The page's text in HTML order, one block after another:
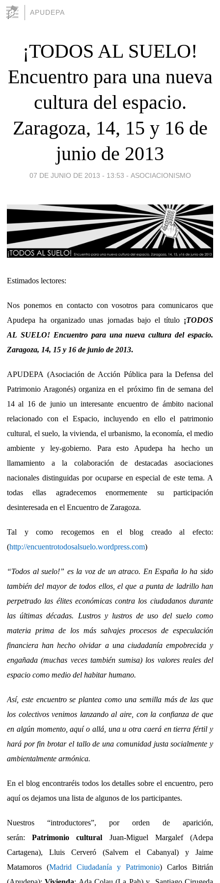
APUDEPA
¡TODOS AL SUELO!
Encuentro para una nueva
cultura del espacio.
Zaragoza, 14, 15 y 16 de
junio de 2013
07 DE JUNIO DE 2013 - 13:53 - ASOCIACIONISMO
Estimados lectores:
Nos ponemos en contacto con vosotros para comunicaros que
Apudepa ha organizado unas jornadas bajo el título ¡TODOS
AL SUELO! Encuentro para una nueva cultura del espacio.
Zaragoza, 14, 15 y 16 de junio de 2013.
APUDEPA (Asociación de Acción Pública para la Defensa del
Patrimonio Aragonés) organiza en el próximo fin de semana del
14 al 16 de junio un interesante encuentro de ámbito nacional
relacionado con el Espacio, incluyendo en ello el patrimonio
cultural, el suelo, la vivienda, el urbanismo, la economía, el medio
ambiente y ley-gobierno. Para esto Apudepa ha hecho un
llamamiento a la colaboración de destacadas asociaciones
nacionales distinguidas por ocuparse en especial de este tema. A
todas ellas agradecemos enormemente su participación
desinteresada en el Encuentro de Zaragoza.
Tal y como recogemos en el blog creado al efecto:
(http://encuentrotodosalsuelo.wordpress.com)
“Todos al suelo!” es la voz de un atraco. En España lo ha sido
también del mayor de todos ellos, el que a punta de ladrillo han
perpetrado las élites económicas contra los ciudadanos durante
las últimas décadas. Lustros y lustros de uso del suelo como
materia prima de los más salvajes procesos de especulación
financiera han hecho olvidar a una ciudadanía empobrecida y
engañada (muchas veces también sumisa) los valores reales del
espacio como medio del habitar humano.
Así, este encuentro se plantea como una semilla más de las que
los colectivos venimos lanzando al aire, con la confianza de que
en algún momento, aquí o allá, una u otra caerá en tierra fértil y
hará por fin brotar el tallo de una comunidad justa socialmente y
ambientalmente armónica.
En el blog encontraréis todos los detalles sobre el encuentro, pero
aquí os dejamos una lista de algunos de los participantes.
Nuestros “introductores”, por orden de aparición,
serán:Patrimonio cultural Juan-Miguel Margalef (Adepa
Cartagena), Lluis Cerveró (Salvem el Cabanyal) y Jaime
Matamoros (Madrid Ciudadanía y Patrimonio) Carlos Bitrián